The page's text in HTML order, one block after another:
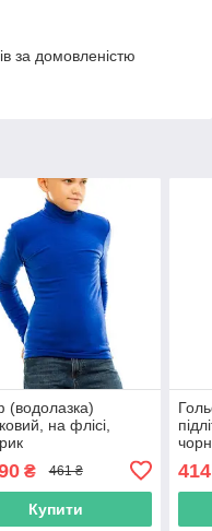
за домовленістю
(водолазка)
на флісі,
₴ 461 ₴
Купити